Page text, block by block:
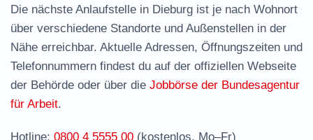
Termin vereinbaren und Bürgergeld beantragen
Jobcenter Darmstadt-Dieburg – zuständige
Stelle
Stellenangebote und Jobbörse in Dieburg
Häufige Fragen rund ums Jobcenter
Die nächste Anlaufstelle in Dieburg ist je nach Wohnort
über verschiedene Standorte und Außenstellen in der
Nähe erreichbar. Aktuelle Adressen, Öffnungszeiten und
Telefonnummern findest du auf der offiziellen Webseite
der Behörde oder über die Jobbörse der Bundesagentur
für Arbeit.
Hotline: 0800 4 5555 00 (kostenlos, Mo–Fr)